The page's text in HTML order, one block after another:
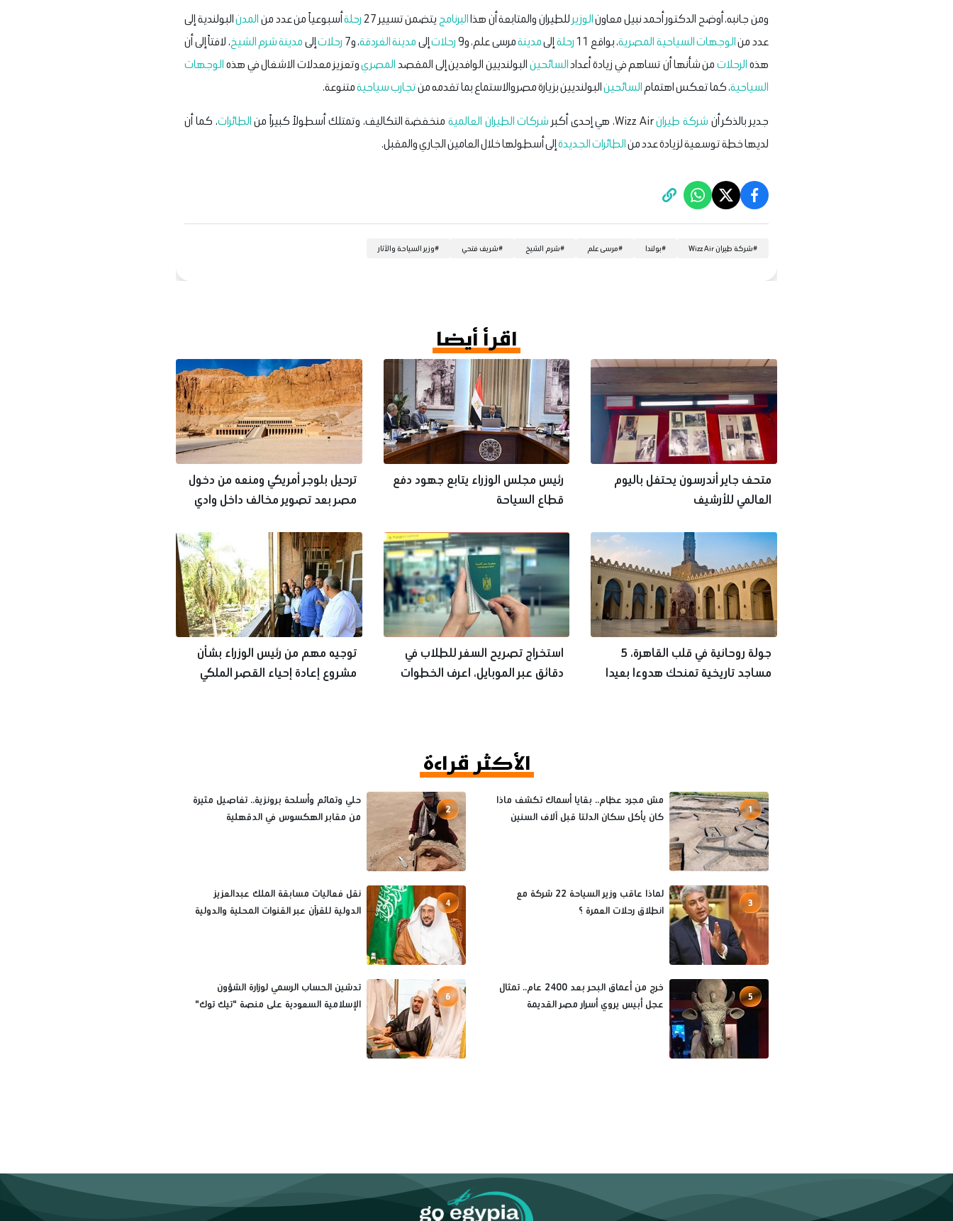
ومن جانبه، أوضح الدكتور أحمد نبيل معاونالوزيرللطيران والمتابعة أن هذاالبرنامج يتضمن تسيير 27 رحلةأسبوعياً من عدد منالمدنالبولندية إلى
عدد منالوجهات السياحيةالمصرية، بواقع 11 رحلةإلىمدينةمرسى علم، و9 رحلاتإلىمدينةالغردقة، و7 رحلاتإلىمدينةشرم الشيخ، لافتاً إلى أن
هذهالرحلاتمن شأنها أن تساهم في زيادة أعدادالسائحينالبولنديين الوافدين إلى المقصدالمصريوتعزيز معدلات الاشغال في هذهالوجهات
السياحية، كما تعكس اهتمامالسائحينالبولنديين بزيارة مصر والاستماع بما تقدمه منتجارب سياحيةمتنوعة.
جدير بالذكر أن شركة طيرانWizz Air، هي إحدى أكبر شركاتالطيران العالميةمنخفضة التكاليف، وتمتلك أسطولاً كبيراً منالطائرات، كما أن
لديها خطة توسعية لزيادة عدد منالطائراتالجديدةإلى أسطولها خلال العامين الجاري والمقبل.
#شركة طيران Wizz Air #بولندا #مرسى علم #شرم الشيخ #شريف فتحي #وزير السياحة والآثار
اقرأ أيضا
متحف جاير أندرسون يحتفل باليوم
العالمي للأرشيف
رئيس مجلس الوزراء يتابع جهود دفع
قطاع السياحة
ترحيل بلوجر أمريكي ومنعه من دخول
مصر بعد تصوير مخالف داخل وادي
جولة روحانية في قلب القاهرة، 5
مساجد تاريخية تمنحك هدوءا بعيدا
استخراج تصريح السفر للطلاب في
دقائق عبر الموبايل، اعرف الخطوات
توجيه مهم من رئيس الوزراء بشأن
مشروع إعادة إحياء القصر الملكي
الأكثر قراءة
1
مش مجرد عظام.. بقايا أسماك تكشف ماذا
كان يأكل سكان الدلتا قبل آلاف السنين
2
حلي وتمائم وأسلحة برونزية.. تفاصيل مثيرة
من مقابر الهكسوس في الدقهلية
3
لماذا عاقب وزير السياحة 22 شركة مع
انطلاق رحلات العمرة ؟
4
نقل فعاليات مسابقة الملك عبدالعزيز
الدولية للقرآن عبر القنوات المحلية والدولية
5
خرج من أعماق البحر بعد 2400 عام.. تمثال
عجل أبيس يروي أسرار مصر القديمة
6
تدشين الحساب الرسمي لوزارة الشؤون
الإسلامية السعودية على منصة "تيك توك"